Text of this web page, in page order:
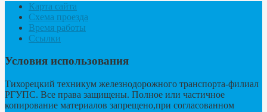
Карта сайта
Схема проезда
Время работы
Ссылки
Условия использования
Тихорецкий техникум железнодорожного транспорта-филиал
РГУПС. Все права защищены. Полное или частичное
копирование материалов запрещено,при согласованном